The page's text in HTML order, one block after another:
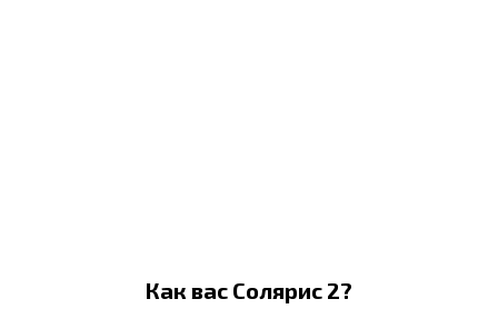
Как вас Солярис 2?